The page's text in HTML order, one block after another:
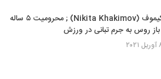
نیکیتا خاکیموف (Nikita Khakimov) ; محرومیت ۵ ساله
باز روس به جرم تبانی در ورزش